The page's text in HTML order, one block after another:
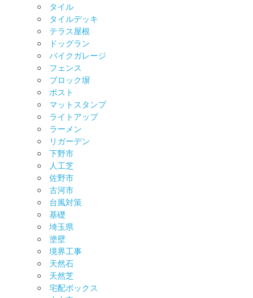
タイル
タイルデッキ
テラス屋根
ドッグラン
バイクガレージ
フェンス
ブロック塀
ポスト
マットスタンプ
ライトアップ
ラーメン
リガーデン
下野市
人工芝
佐野市
古河市
台風対策
基礎
埼玉県
塗壁
境界工事
天然石
天然芝
宅配ボックス